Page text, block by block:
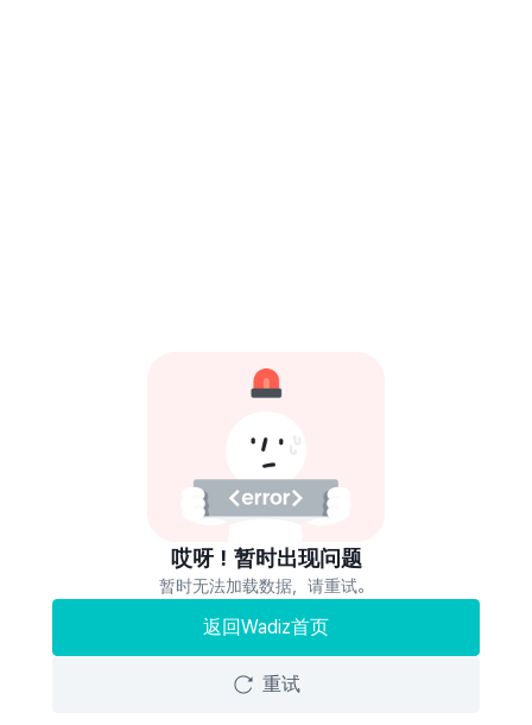
哎呀！暂时出现问题
暂时无法加载数据，请重试。
返回Wadiz首页
重试